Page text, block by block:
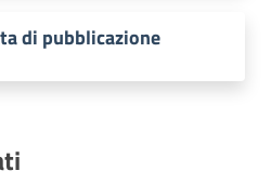
di pubblicazione